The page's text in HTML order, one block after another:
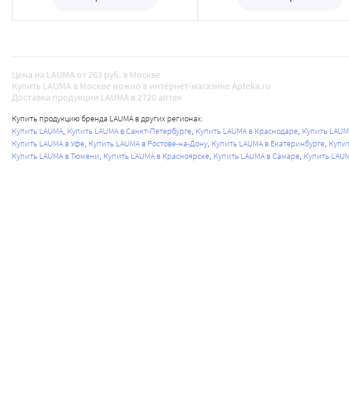
Цена на LAUMA от 263 руб. в Москве
Купить LAUMA в Москве можно в интернет-магазине Apteka.ru
Доставка продукции LAUMA в 2720 аптек
Купить продукцию бренда LAUMA в других регионах:
Купить LAUMA Купить LAUMA в Санкт-Петербурге Купить LAUMA в Краснодаре Купить
Купить LAUMA в Уфе Купить LAUMA в Ростове-на-Дону Купить LAUMA в Екатеринбурге
Купить LAUMA в Тюмени Купить LAUMA в Красноярске Купить LAUMA в Самаре Купить